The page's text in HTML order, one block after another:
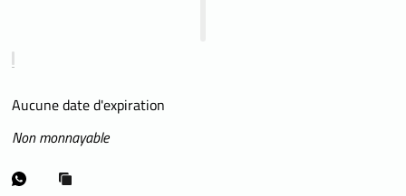
Aucune date d'expiration
Non monnayable